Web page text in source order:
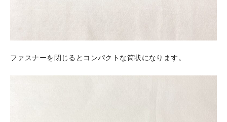
ファスナーを閉じるとコンパクトな筒状になります。